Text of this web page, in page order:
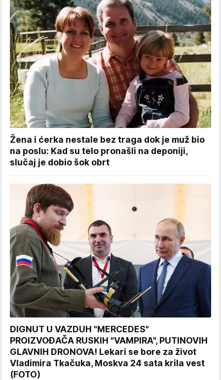
Žena i ćerka nestale bez traga dok je muž bio
na poslu: Kad su telo pronašli na deponiji,
slučaj je dobio šok obrt
DIGNUT U VAZDUH "MERCEDES"
PROIZVOĐAČA RUSKIH "VAMPIRA", PUTINOVIH
GLAVNIH DRONOVA! Lekari se bore za život
Vladimira Tkačuka, Moskva 24 sata krila vest
(FOTO)